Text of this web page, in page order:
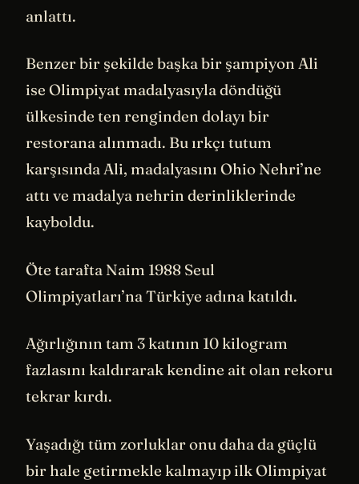
anlattı.
Benzer bir şekilde başka bir şampiyon Ali
ise Olimpiyat madalyasıyla döndüğü
ülkesinde ten renginden dolayı bir
restorana alınmadı. Bu ırkçı tutum
karşısında Ali, madalyasını Ohio Nehri’ne
attı ve madalya nehrin derinliklerinde
kayboldu.
Öte tarafta Naim 1988 Seul
Olimpiyatları’na Türkiye adına katıldı.
Ağırlığının tam 3 katının 10 kilogram
fazlasını kaldırarak kendine ait olan rekoru
tekrar kırdı.
Yaşadığı tüm zorluklar onu daha da güçlü
bir hale getirmekle kalmayıp ilk Olimpiyat